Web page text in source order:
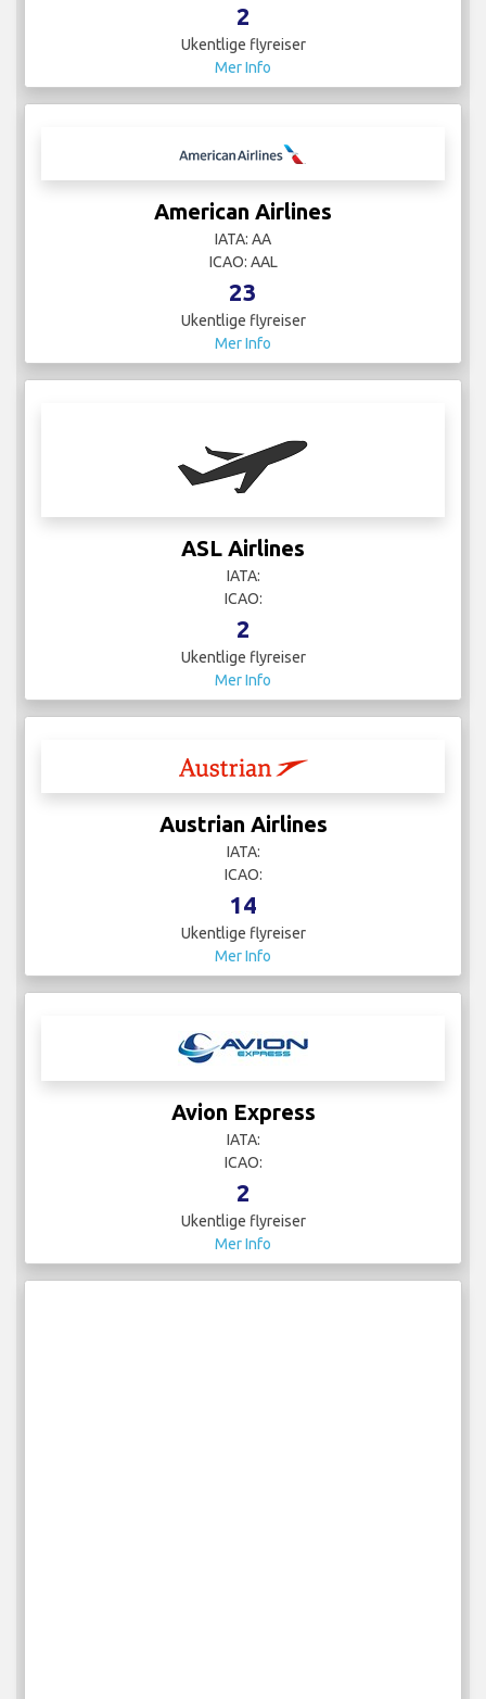
2
Ukentlige flyreiser
Mer Info
American Airlines
IATA: AA
ICAO: AAL
23
Ukentlige flyreiser
Mer Info
ASL Airlines
IATA:
ICAO:
2
Ukentlige flyreiser
Mer Info
Austrian Airlines
IATA:
ICAO:
14
Ukentlige flyreiser
Mer Info
Avion Express
IATA:
ICAO:
2
Ukentlige flyreiser
Mer Info